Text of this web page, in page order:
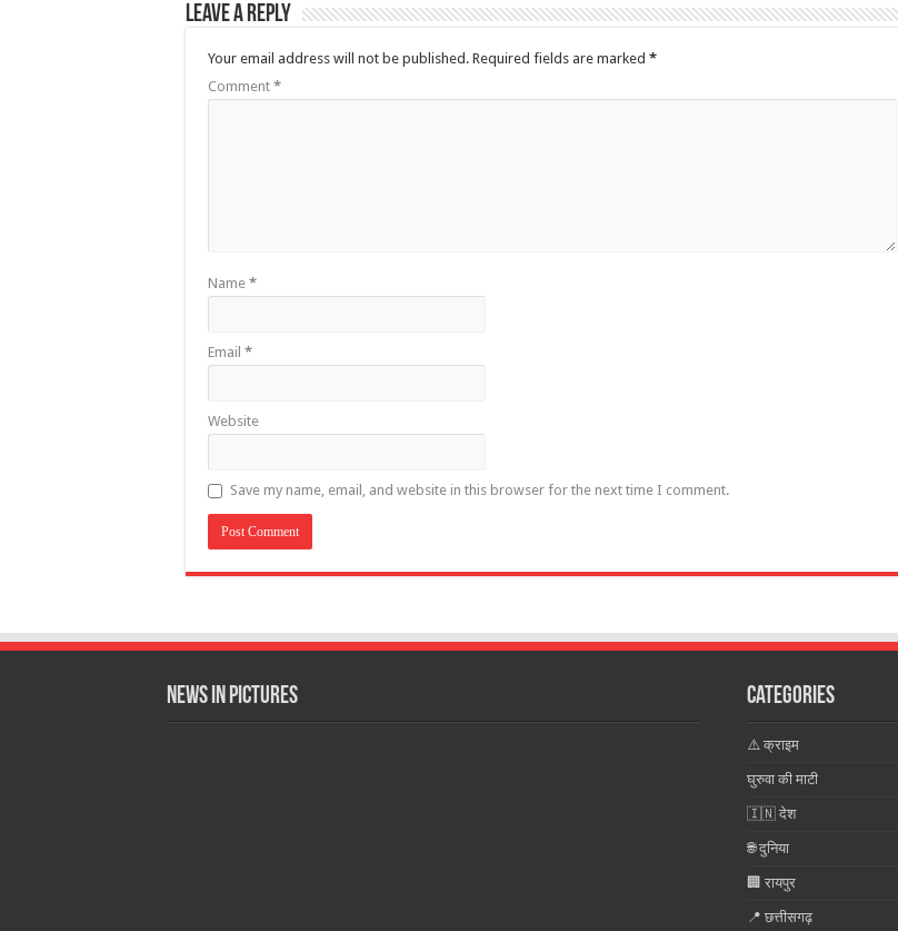
Leave a Reply
Your email address will not be published. Required fields are marked *
Comment *
Name *
Email *
Website
Save my name, email, and website in this browser for the next time I comment.
News in Pictures Categories
⚠️ क्राइम
घुरुवा की माटी
🇮🇳 देश
🌐 दुनिया
🏢 रायपुर
📍 छत्तीसगढ़